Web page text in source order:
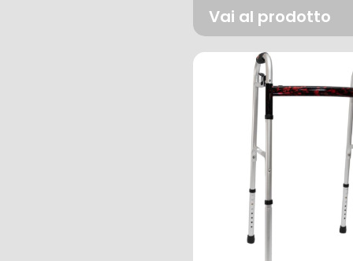
Vai al prodotto